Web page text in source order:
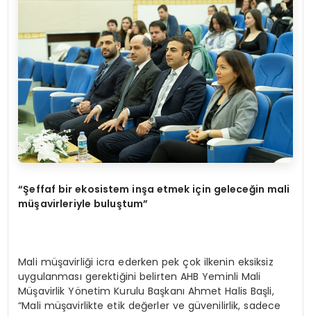
“Şeffaf bir ekosistem inşa etmek için geleceğin mali
müşavirleriyle buluştum”
Mali müşavirliği icra ederken pek çok ilkenin eksiksiz
uygulanması gerektiğini belirten AHB Yeminli Mali
Müşavirlik Yönetim Kurulu Başkanı Ahmet Halis Başli,
“Mali müşavirlikte etik değerler ve güvenilirlik, sadece